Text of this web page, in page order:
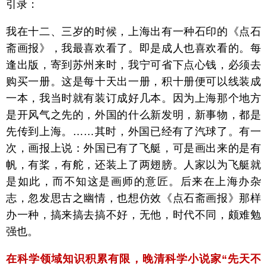
引录：
我在十二、三岁的时候，上海出有一种石印的《点石
斋画报》，我最喜欢看了。即是成人也喜欢看的。每
逢出版，寄到苏州来时，我宁可省下点心钱，必须去
购买一册。这是每十天出一册，积十册便可以线装成
一本，我当时就有装订成好几本。因为上海那个地方
是开风气之先的，外国的什么新发明，新事物，都是
先传到上海。……其时，外国已经有了汽球了。有一
次，画报上说：外国已有了飞艇，可是画出来的是有
帆，有桨，有舵，还装上了两翅膀。人家以为飞艇就
是如此，而不知这是画师的意匠。后来在上海办杂
志，忽发思古之幽情，也想仿效《点石斋画报》那样
办一种，搞来搞去搞不好，无他，时代不同，颇难勉
强也。
在科学领域知识积累有限，晚清科学小说家“先天不